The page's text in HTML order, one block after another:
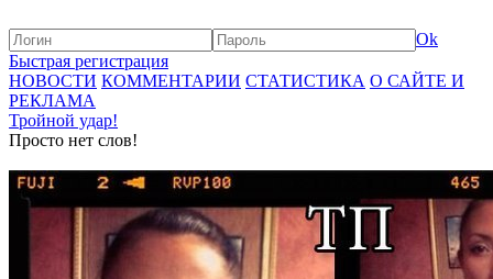
Ok
Быстрая регистрация
НОВОСТИ КОММЕНТАРИИ СТАТИСТИКА О САЙТЕ И
РЕКЛАМА
Тройной удар!
Просто нет слов!